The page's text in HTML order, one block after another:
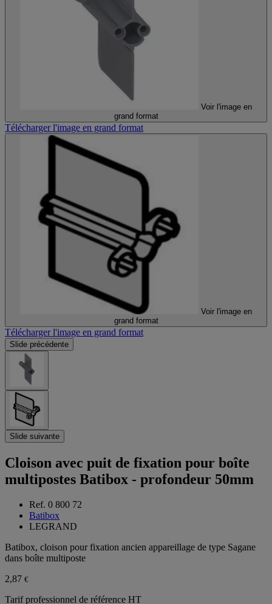
Voir l'image en
grand format
Télécharger l'image en grand format
Voir l'image en
grand format
Télécharger l'image en grand format
Slide précédente
Slide suivante
Cloison avec puit de fixation pour boîte
multipostes Batibox - profondeur 50mm
Ref. 0 800 72
Batibox
LEGRAND
Batibox, cloison pour fixation ancien appareillage de type Sagane
dans boîte multiposte
2,87 €
Tarif professionnel de référence HT